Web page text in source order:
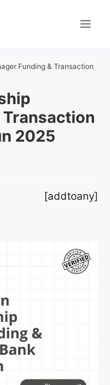
Funding & Transaction
Transaction
2025
[addtoany]